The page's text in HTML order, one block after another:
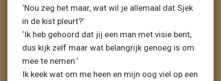
‘Nou zeg het maar, wat wil je allemaal dat Sjek
in de kist pleurt?’
‘Ik heb gehoord dat jij een man met visie bent,
dus kijk zelf maar wat belangrijk genoeg is om
mee te nemen.’
Ik keek wat om me heen en mijn oog viel op een